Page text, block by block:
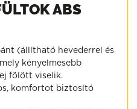
ABS
(állítható hevederrel és
kényelmesebb
fölött viselik.
komfortot biztosító